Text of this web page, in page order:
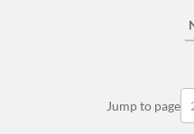
Jump to page